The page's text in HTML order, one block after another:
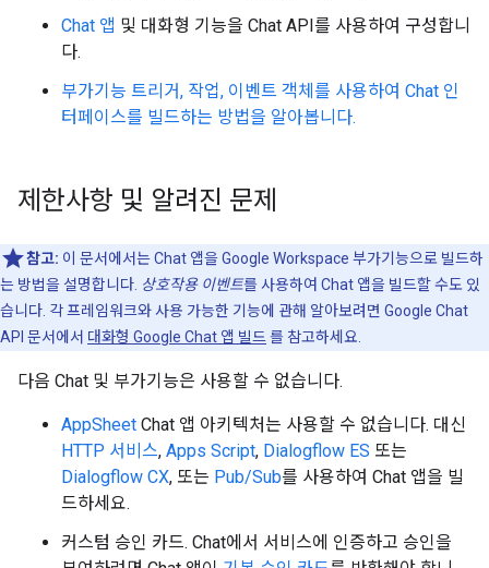
Chat 앱 및 대화형 기능을 Chat API를 사용하여 구성합니
다.
부가기능 트리거, 작업, 이벤트 객체를 사용하여 Chat 인
터페이스를 빌드하는 방법을 알아봅니다.
제한사항 및 알려진 문제
참고: 이 문서에서는 Chat 앱을 Google Workspace 부가기능으로 빌드하
는 방법을 설명합니다. 상호작용 이벤트를 사용하여 Chat 앱을 빌드할 수도 있
습니다. 각 프레임워크와 사용 가능한 기능에 관해 알아보려면 Google Chat
API 문서에서 대화형 Google Chat 앱 빌드를 참고하세요.
다음 Chat 및 부가기능은 사용할 수 없습니다.
AppSheet Chat 앱 아키텍처는 사용할 수 없습니다. 대신
HTTP 서비스, Apps Script, Dialogflow ES 또는
Dialogflow CX, 또는 Pub/Sub를 사용하여 Chat 앱을 빌
드하세요.
커스텀 승인 카드. Chat에서 서비스에 인증하고 승인을